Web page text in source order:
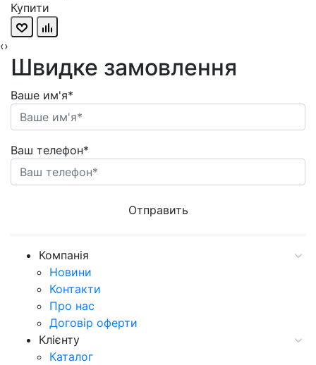
Купити
‹›
Швидке замовлення
Ваше им'я*
Ваш телефон*
Компанія
Новини
Контакти
Про нас
Договір оферти
Клієнту
Каталог